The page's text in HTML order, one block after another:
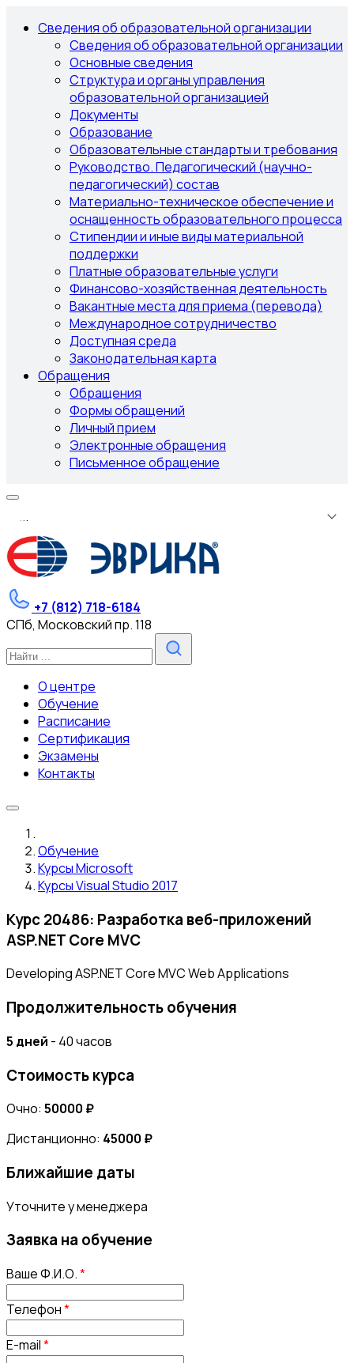
Сведения об образовательной организации
Сведения об образовательной организации
Основные сведения
Структура и органы управления
образовательной организацией
Документы
Образование
Образовательные стандарты и требования
Руководство. Педагогический (научно-
педагогический) состав
Материально-техническое обеспечение и
оснащенность образовательного процесса
Стипендии и иные виды материальной
поддержки
Платные образовательные услуги
Финансово-хозяйственная деятельность
Вакантные места для приема (перевода)
Международное сотрудничество
Доступная среда
Законодательная карта
Обращения
Обращения
Формы обращений
Личный прием
Электронные обращения
Письменное обращение
...
+7 (812) 718-6184
СПб, Московский пр. 118
О центре
Обучение
Расписание
Сертификация
Экзамены
Контакты
Обучение
Курсы Microsoft
Курсы Visual Studio 2017
Курс 20486: Разработка веб-приложений
ASP.NET Core MVC
Developing ASP.NET Core MVC Web Applications
Продолжительность обучения
5 дней - 40 часов
Стоимость курса
Очно: 50000 ₽
Дистанционно: 45000 ₽
Ближайшие даты
Уточните у менеджера
Заявка на обучение
Ваше Ф.И.О.*
Телефон*
E-mail*